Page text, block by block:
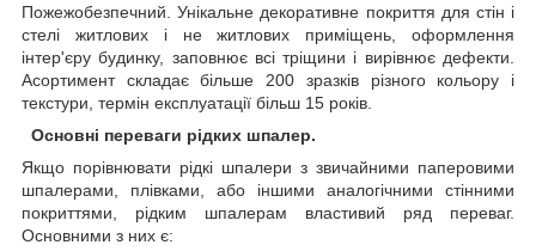
Пожежобезпечний. Унікальне декоративне покриття для стін і
стелі житлових і не житлових приміщень, оформлення
інтер'єру будинку, заповнює всі тріщини і вирівнює дефекти.
Асортимент складає більше 200 зразків різного кольору і
текстури, термін експлуатації більш 15 років.
Основні переваги рідких шпалер.
Якщо порівнювати рідкі шпалери з звичайними паперовими
шпалерами, плівками, або іншими аналогічними стінними
покриттями, рідким шпалерам властивий ряд переваг.
Основними з них є: